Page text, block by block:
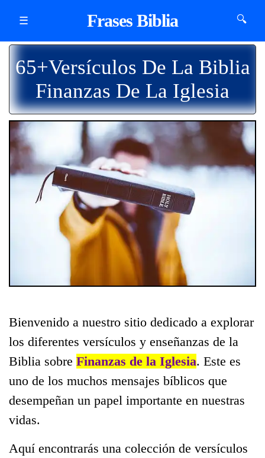
☰ Frases Biblia 🔍
65+Versículos De La Biblia
Finanzas De La Iglesia
Bienvenido a nuestro sitio dedicado a explorar
los diferentes versículos y enseñanzas de la
Biblia sobre Finanzas de la Iglesia. Este es
uno de los muchos mensajes bíblicos que
desempeñan un papel importante en nuestras
vidas.
Aquí encontrarás una colección de versículos